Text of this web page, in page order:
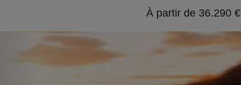
À partir de 36.290 €